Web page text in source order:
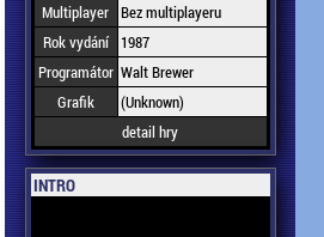
Multiplayer Bez multiplayeru
Rok vydání
1987
Programátor Walt Brewer
Grafik
(Unknown)
detail hry
INTRO